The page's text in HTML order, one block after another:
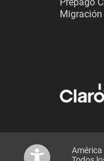
Migración
América